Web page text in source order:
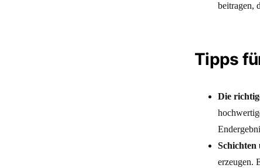
beitragen,
Tipps
Die
erzeugen.